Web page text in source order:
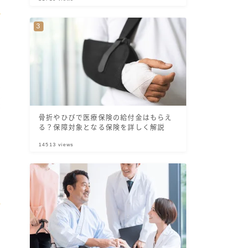
骨折やひびで医療保険の給付金はもらえ
る？保障対象となる保険を詳しく解説
14513 views